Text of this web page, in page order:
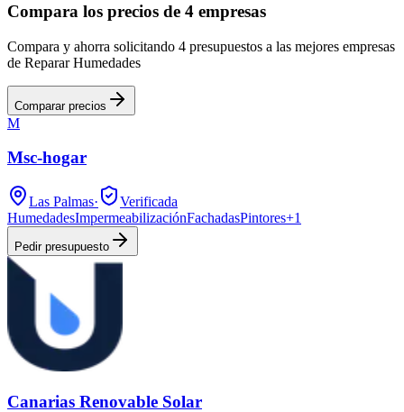
Compara los precios de 4 empresas
Compara y ahorra solicitando 4 presupuestos a las mejores empresas
de Reparar Humedades
Comparar precios
M
Msc-hogar
Las Palmas·
Verificada
HumedadesImpermeabilizaciónFachadasPintores+1
Pedir presupuesto
Canarias Renovable Solar